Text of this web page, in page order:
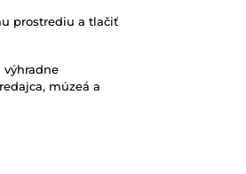
prostrediu a tlačiť
výhradne
múzeá a